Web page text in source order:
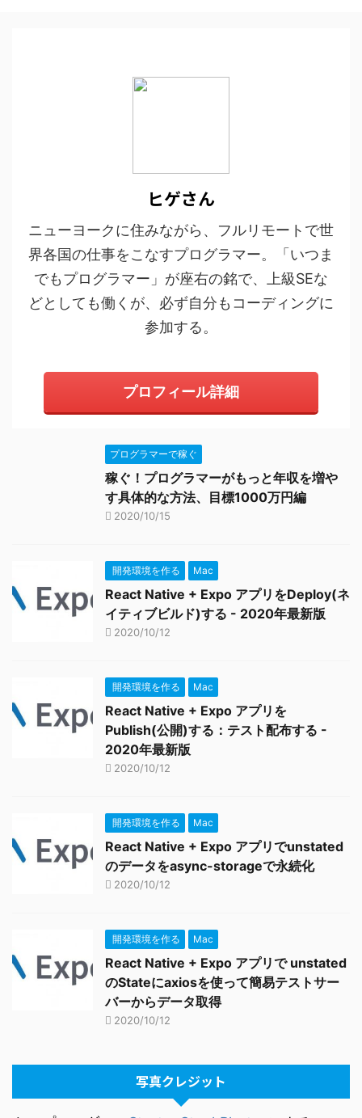
ヒゲさん
ニューヨークに住みながら、フルリモートで世
界各国の仕事をこなすプログラマー。「いつま
でもプログラマー」が座右の銘で、上級SEな
どとしても働くが、必ず自分もコーディングに
参加する。
プロフィール詳細
プログラマーで稼ぐ
稼ぐ！プログラマーがもっと年収を増や
す具体的な方法、目標1000万円編
2020/10/15
開発環境を作る Mac
React Native + Expo アプリをDeploy(ネ
イティブビルド)する - 2020年最新版
2020/10/12
開発環境を作る Mac
React Native + Expo アプリを
Publish(公開)する：テスト配布する -
2020年最新版
2020/10/12
開発環境を作る Mac
React Native + Expo アプリでunstated
のデータをasync-storageで永続化
2020/10/12
開発環境を作る Mac
React Native + Expo アプリで unstated
のStateにaxiosを使って簡易テストサー
バーからデータ取得
2020/10/12
写真クレジット